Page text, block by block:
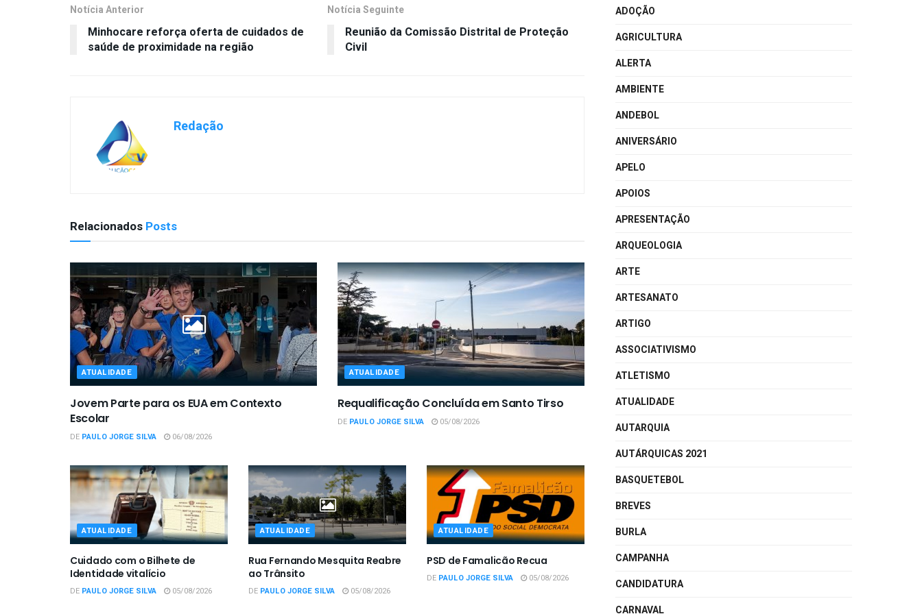
Notícia Anterior
Minhocare reforça oferta de cuidados de
saúde de proximidade na região
Notícia Seguinte
Reunião da Comissão Distrital de Proteção
Civil
Redação
Relacionados Posts
ATUALIDADE
Jovem Parte para os EUA em Contexto
Escolar
DE PAULO JORGE SILVA 06/08/2026
ATUALIDADE
Requalificação Concluída em Santo Tirso
DE PAULO JORGE SILVA 05/08/2026
ATUALIDADE
Cuidado com o Bilhete de
Identidade vitalício
DE PAULO JORGE SILVA 05/08/2026
ATUALIDADE
Rua Fernando Mesquita Reabre
ao Trânsito
DE PAULO JORGE SILVA 05/08/2026
ATUALIDADE
PSD de Famalicão Recua
DE PAULO JORGE SILVA 05/08/2026
ADOÇÃO
AGRICULTURA
ALERTA
AMBIENTE
ANDEBOL
ANIVERSÁRIO
APELO
APOIOS
APRESENTAÇÃO
ARQUEOLOGIA
ARTE
ARTESANATO
ARTIGO
ASSOCIATIVISMO
ATLETISMO
ATUALIDADE
AUTARQUIA
AUTÁRQUICAS 2021
BASQUETEBOL
BREVES
BURLA
CAMPANHA
CANDIDATURA
CARNAVAL